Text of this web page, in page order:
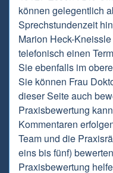
können gelegentlich
Sprechstundenzeit
Marion Heck-
telefonisch einen
Sie ebenfalls im
Sie können Frau
dieser Seite auch
Praxisbewertung
Kommentaren
Team und die
eins bis fünf)
Praxisbewertung